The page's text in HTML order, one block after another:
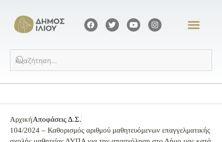
ΑρχικήΑποφάσεις Δ.Σ.
104/2024 – Καθορισμός αριθμού μαθητευόμενων επαγγελματικής